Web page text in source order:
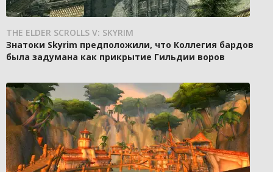
THE ELDER SCROLLS V: SKYRIM
Знатоки Skyrim предположили, что Коллегия бардов
была задумана как прикрытие Гильдии воров